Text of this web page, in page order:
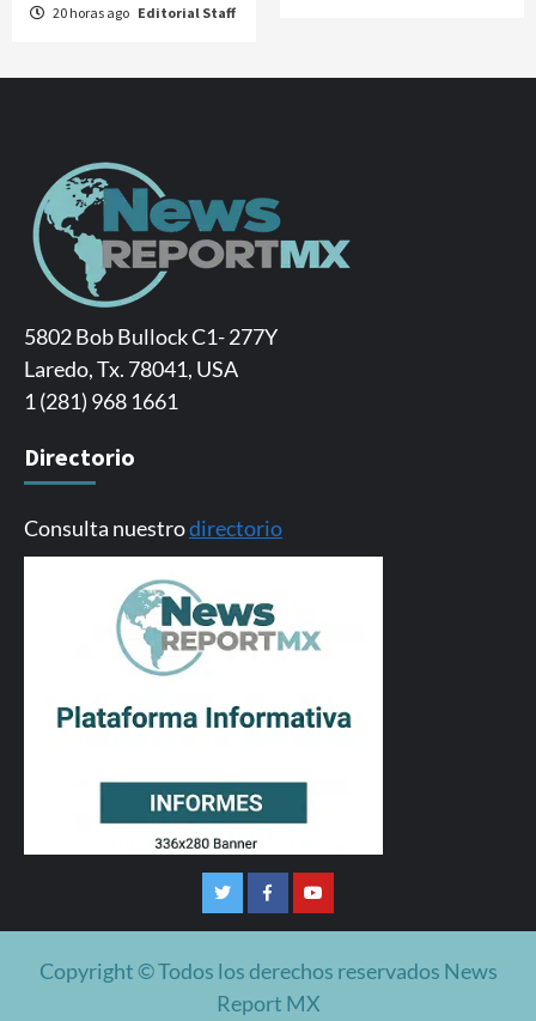
20 horas ago Editorial Staff
5802 Bob Bullock C1- 277Y
Laredo, Tx. 78041, USA
1 (281) 968 1661
Directorio
Consulta nuestrodirectorio
TwitterFacebookYoutube
Copyright © Todos los derechos reservados News
Report MX